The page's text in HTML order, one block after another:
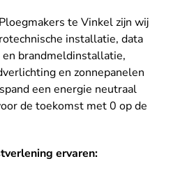
te Vinkel zijn wij
installatie, data
brandmeldinstallatie,
en zonnepanelen
een energie neutraal
de toekomst met 0 op de
ervaren: